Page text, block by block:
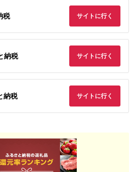
税 サイトに行く
納税 サイトに行く
納税 サイトに行く